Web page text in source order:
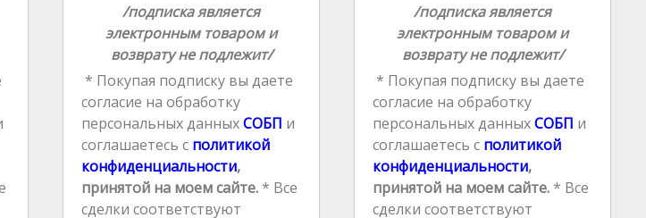
/подписка является
электронным товаром и
возврату не подлежит/
* Покупая подписку вы даете
согласие на обработку
персональных данныхСОБП и
соглашаетесь сполитикой
конфиденциальности,
принятой на моем сайте.* Все
сделки соответствуют
/подписка является
электронным товаром и
возврату не подлежит/
* Покупая подписку вы даете
согласие на обработку
персональных данныхСОБП и
соглашаетесь сполитикой
конфиденциальности,
принятой на моем сайте.* Все
сделки соответствуют